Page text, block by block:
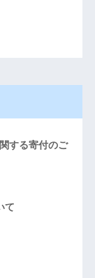
する寄付のご
て